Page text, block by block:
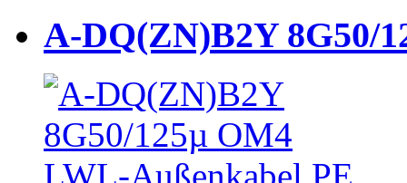
A-DQ(ZN)B2Y 8G50/